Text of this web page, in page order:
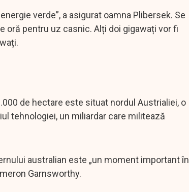
verde”, a asigurat oamna Plibersek. Se
oră pentru uz casnic. Alți doi gigawați vor fi
de hectare este situat nordul Austrialiei, o
tehnologiei, un miliardar care militează
australian este „un moment important în
Garnsworthy.